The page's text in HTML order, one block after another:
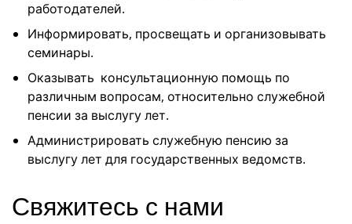
работодателей.
Информировать, просвещать и организовывать
семинары.
Оказывать консультационную помощь по
различным вопросам, относительно служебной
пенсии за выслугу лет.
Администрировать служебную пенсию за
выслугу лет для государственных ведомств.
Свяжитесь с нами